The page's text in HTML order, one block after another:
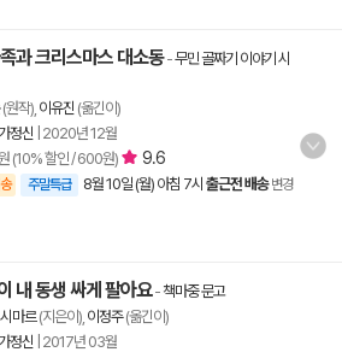
과 크리스마스 대소동-무민 골짜기 이야기 시
(원작), 이유진 (옮긴이)
정신
2020년 12월
(10% 할인 / 600원) 9.6
주말특급 8월 10일 (월) 아침 7시 출근전 배송 변경
내 동생 싸게 팔아요- 책마중 문고
마르(지은이), 이정주(옮긴이)
정신
2017년 03월